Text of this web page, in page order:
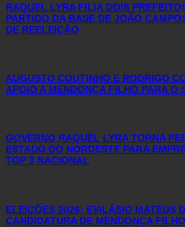
RAQUEL LYRA FILIA DOIS
PARTIDO DA BASE DE JOÃO
DE REELEIÇÃO
AUGUSTO COUTINHO E RODRIGO
APOIO A MENDONÇA FILHO PARA O
GOVERNO RAQUEL LYRA TORNA
ESTADO DO NORDESTE PARA
TOP 3 NACIONAL
ELEIÇÕES 2026: EVILÁSIO MATEUS
CANDIDATURA DE MENDONÇA